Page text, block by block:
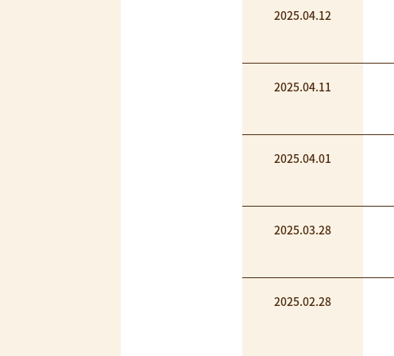
2025.04.12
2025.04.11
2025.04.01
2025.03.28
2025.02.28